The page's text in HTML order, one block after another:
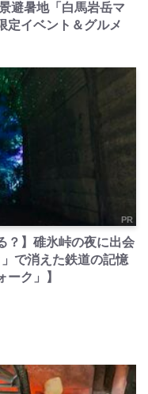
避暑地「白馬岩岳マ
定イベント＆グルメ
PR
？】碓氷峠の夜に出会
で消えた鉄道の記憶
ク」】